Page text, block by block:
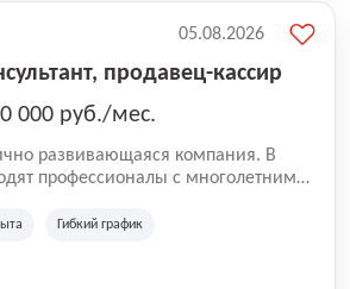
продавец-кассир
000 руб./мес.
развивающаяся компания. В
профессионалы с многолетним
а накопленный опыт позволяют
Гибкий график
05.08.2026